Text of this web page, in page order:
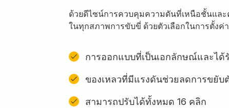
ด้วยดีไซน์การควบคุมความดันที่เหนือชั้นและ
ในทุกสภาพการขับขี่ ด้วยตัวเลือกในการตั้ง
การออกแบบที่เป็นเอกลักษณ์และได้
ของเหลวที่มีแรงดันช่วยลดการขยับ
สามารถปรับได้ทั้งหมด 16 คลิก